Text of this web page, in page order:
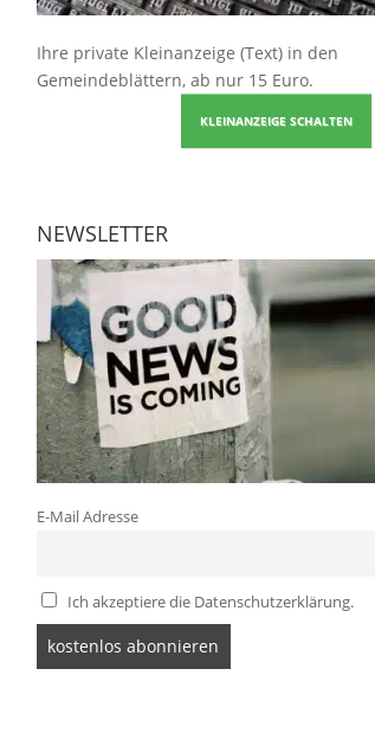
Ihre private Kleinanzeige (Text) in den
Gemeindeblättern, ab nur 15 Euro.
KLEINANZEIGE SCHALTEN
NEWSLETTER
E-Mail Adresse
Ich akzeptiere die Datenschutzerklärung.